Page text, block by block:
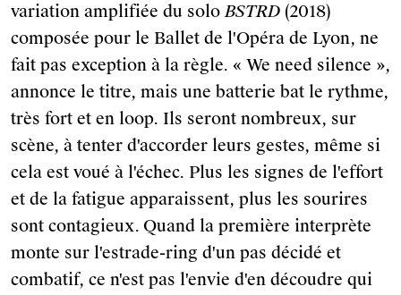
variation amplifiée du soloBSTRD (2018)
composée pour le Ballet de l'Opéra de Lyon, ne
fait pas exception à la règle. « We need silence »,
annonce le titre, mais une batterie bat le rythme,
très fort et en loop. Ils seront nombreux, sur
scène, à tenter d'accorder leurs gestes, même si
cela est voué à l'échec. Plus les signes de l'effort
et de la fatigue apparaissent, plus les sourires
sont contagieux. Quand la première interprète
monte sur l'estrade-ring d'un pas décidé et
combatif, ce n'est pas l'envie d'en découdre qui